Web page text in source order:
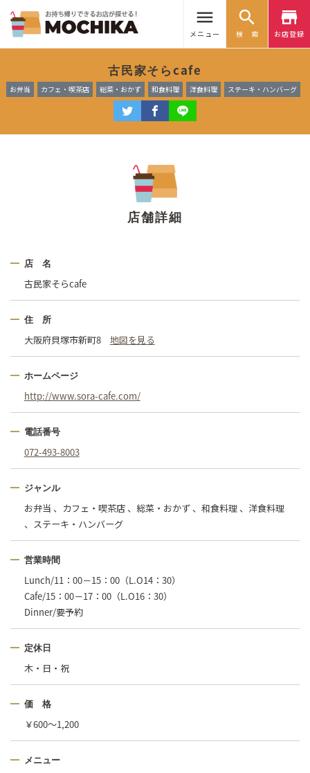
menu
メニュー
search
検 索
store
お店登録
古民家そらcafe
お弁当 カフェ・喫茶店 総菜・おかず 和食料理 洋食料理 ステーキ・ハンバーグ
店舗詳細
店 名
古民家そらcafe
住 所
大阪府貝塚市新町8 地図を見る
ホームページ
http://www.sora-cafe.com/
電話番号
072-493-8003
ジャンル
お弁当 、カフェ・喫茶店 、総菜・おかず 、和食料理 、洋食料理
、ステーキ・ハンバーグ
営業時間
Lunch/11：00－15：00（L.O14：30）
Cafe/15：00－17：00（L.O16：30）
Dinner/要予約
定休日
木・日・祝
価 格
￥600〜1,200
メニュー